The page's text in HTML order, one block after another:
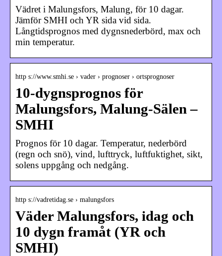
Vädret i Malungsfors, Malung, för 10 dagar.
Jämför SMHI och YR sida vid sida.
Långtidsprognos med dygnsnederbörd, max och
min temperatur.
http s://www.smhi.se › vader › prognoser › ortsprognoser
10-dygnsprognos för
Malungsfors, Malung-Sälen –
SMHI
Prognos för 10 dagar. Temperatur, nederbörd
(regn och snö), vind, lufttryck, luftfuktighet, sikt,
solens uppgång och nedgång.
http s://vadretidag.se › malungsfors
Väder Malungsfors, idag och
10 dygn framåt (YR och
SMHI)